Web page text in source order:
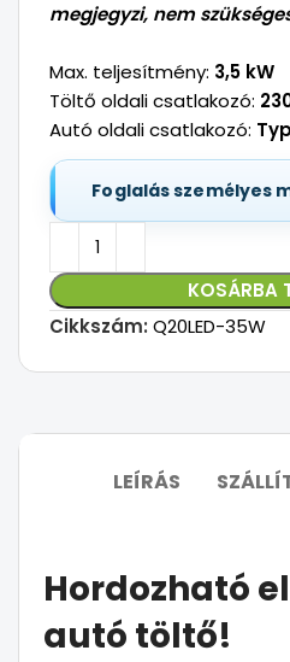
megjegyzi, nem
Max. teljesítmény: 3,5 kW
Töltő oldali csatlakozó:
Autó oldali csatlakozó:
Foglalás személyes
KOSÁRBA
Cikkszám:Q20LED-35W
LEÍRÁS
Hordozható
autó töltő!